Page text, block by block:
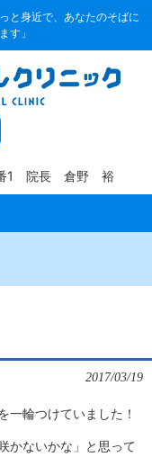
と身近で、あなたのそばに
す」
1 院長 倉野 裕
2017/03/19
一輪つけていました！
かないかな」と思って